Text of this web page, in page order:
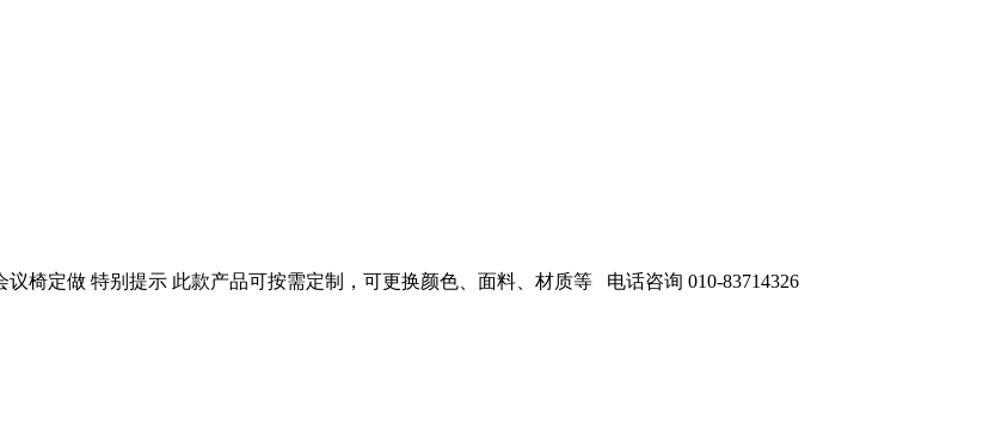
椅定做 特别提示 此款产品可按需定制，可更换颜色、面料、材质等 电话咨询 010-83714326